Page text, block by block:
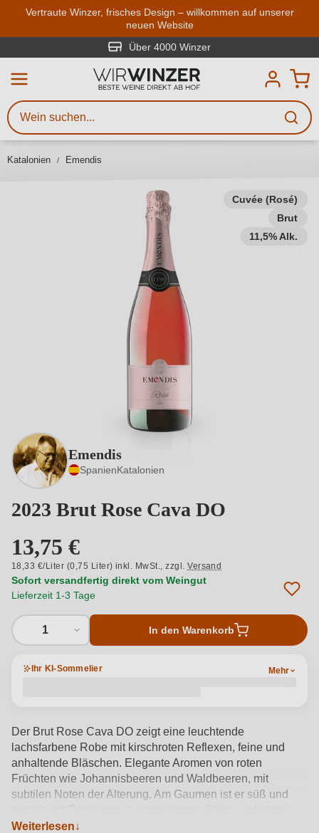
Zum Hauptinhalt springen
Vertraute Winzer, frisches Design – willkommen auf unserer
neuen Website
Über 4000 Winzer
Katalonien Emendis
Cuvée (Rosé)
Brut
11,5% Alk.
Emendis
SpanienKatalonien
2023 Brut Rose Cava DO
13,75 €
18,33 €/Liter (0,75 Liter) inkl. MwSt.,zzgl.Versand
Sofort versandfertig direkt vom Weingut
Lieferzeit 1-3 Tage
1 In den Warenkorb
Ihr KI-Sommelier Mehr
Der Brut Rose Cava DO zeigt eine leuchtende
lachsfarbene Robe mit kirschroten Reflexen, feine und
anhaltende Bläschen. Elegante Aromen von roten
Früchten wie Johannisbeeren und Waldbeeren, mit
subtilen Noten der Alterung. Am Gaumen ist er süß und
würzigen Note, die ihm Komplexität verleiht.
Weiterlesen
Weinsuche
Mindestens 3 Zeichen eingeben
Beschreiben Sie, welchen Wein
Sie suchen – ob nach Geschmack,